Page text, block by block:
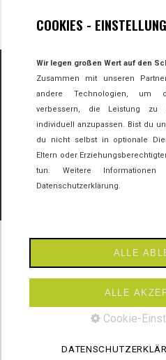
LASS UNS DEN STEIN
⁣
KLICK
E-MAIL
© 2026 prof dr
COOKIES -
Wir legen großen Wert auf den
Zusammen mit unseren
andere Technologien, um
verbessern, die Leistung zu
individuell anzupassen. Bist du
du nicht selbst in optionale
Eltern oder
tun. Weitere
Datenschutzerklärung.
ALLE
ALLE
Cookie-